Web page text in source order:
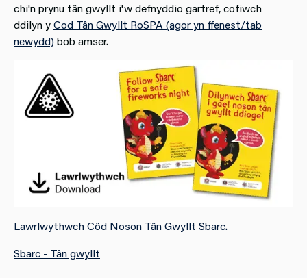
chi'n prynu tân gwyllt i'w defnyddio gartref, cofiwch
ddilyn yCod Tân Gwyllt RoSPA (agor yn ffenest/tab
newydd) bob amser.
Lawrlwythwch Côd Noson Tân Gwyllt Sbarc.
Sbarc - Tân gwyllt